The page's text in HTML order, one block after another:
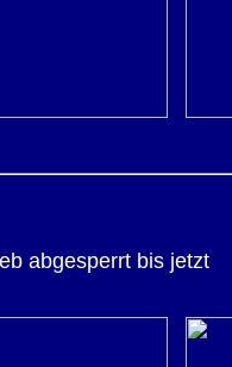
abgesperrt bis jetzt